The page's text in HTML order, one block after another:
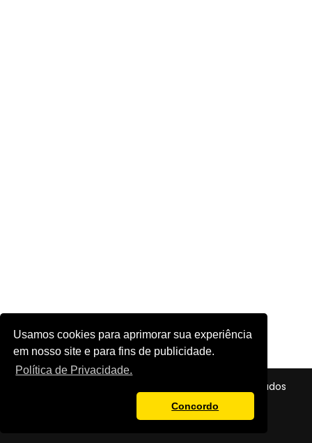
Usamos cookies para aprimorar sua experiência
em nosso site e para fins de publicidade.
Política de Privacidade.
Concordo
© 2026 - Futebol em Foco - Todos os direitos reservados